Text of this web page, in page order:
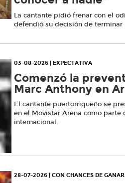
La cantante pidió frenar con el
defendió su decisión de terminar
03-08-2026 | EXPECTATIVA
Comenzó la
Marc Anthony en
El cantante puertorriqueño se
en el Movistar Arena como parte
internacional.
28-07-2026 | CON CHANCES DE GANAR